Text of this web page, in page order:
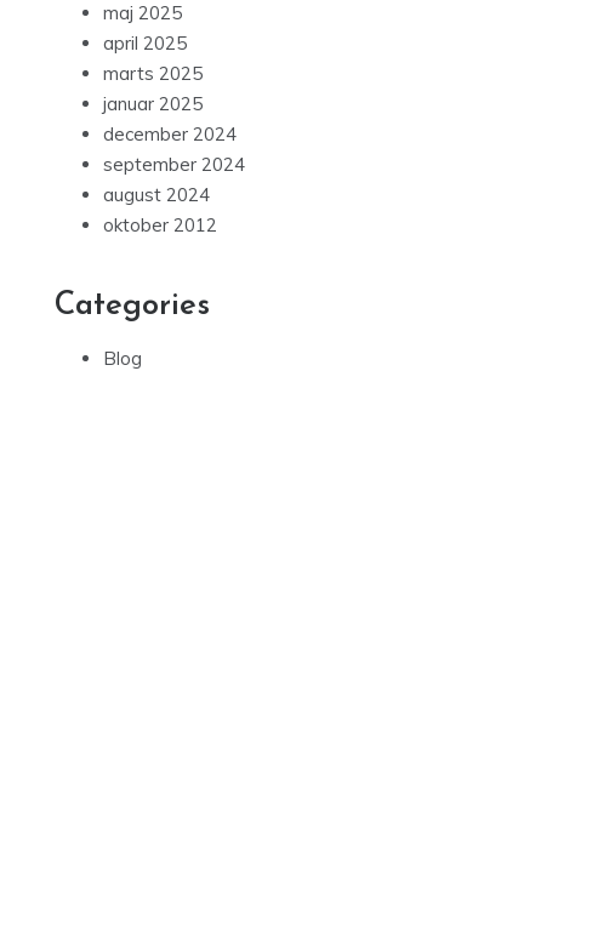
maj 2025
april 2025
marts 2025
januar 2025
december 2024
september 2024
august 2024
oktober 2012
Categories
Blog